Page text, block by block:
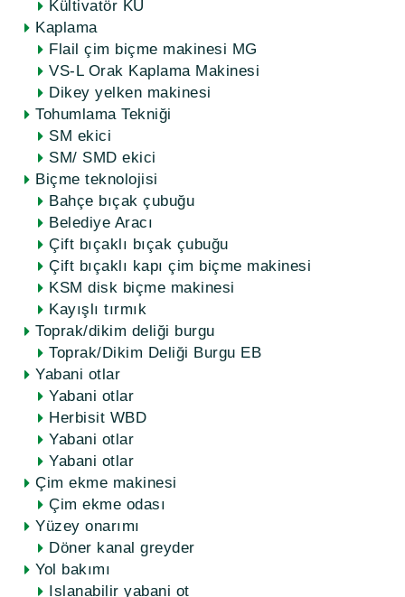
Kültivatör KU
Kaplama
Flail çim biçme makinesi MG
VS-L Orak Kaplama Makinesi
Dikey yelken makinesi
Tohumlama Tekniği
SM ekici
SM/ SMD ekici
Biçme teknolojisi
Bahçe bıçak çubuğu
Belediye Aracı
Çift bıçaklı bıçak çubuğu
Çift bıçaklı kapı çim biçme makinesi
KSM disk biçme makinesi
Kayışlı tırmık
Toprak/dikim deliği burgu
Toprak/Dikim Deliği Burgu EB
Yabani otlar
Yabani otlar
Herbisit WBD
Yabani otlar
Yabani otlar
Çim ekme makinesi
Çim ekme odası
Yüzey onarımı
Döner kanal greyder
Yol bakımı
Islanabilir yabani ot